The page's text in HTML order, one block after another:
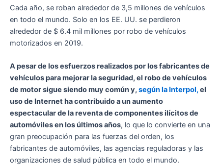
Cada año, se roban alrededor de 3,5 millones de vehículos
en todo el mundo. Solo en los EE. UU. se perdieron
alrededor de $ 6.4 mil millones por robo de vehículos
motorizados en 2019.
A pesar de los esfuerzos realizados por los fabricantes de
vehículos para mejorar la seguridad, el robo de vehículos
de motor sigue siendo muy común y,según la Interpol,el
uso de Internet ha contribuido a un aumento
espectacular de la reventa de componentes ilícitos de
automóviles en los últimos años, lo que lo convierte en una
gran preocupación para las fuerzas del orden, los
fabricantes de automóviles, las agencias reguladoras y las
organizaciones de salud pública en todo el mundo.